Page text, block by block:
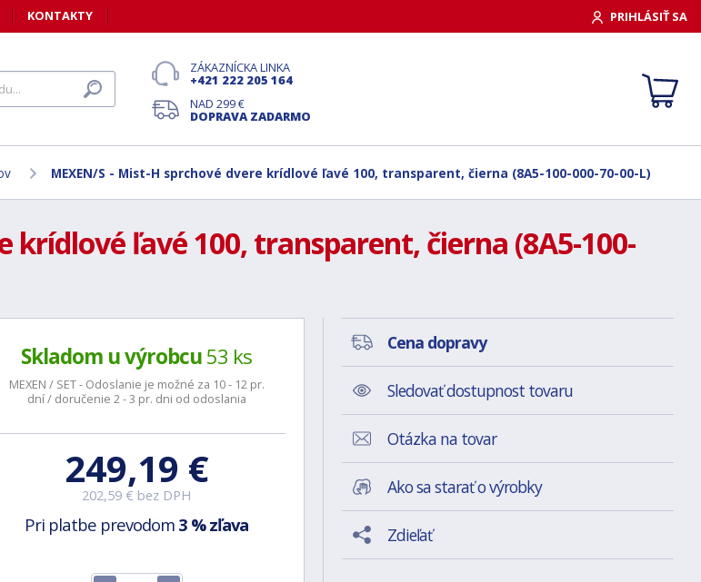
KONTAKTY PRIHLÁSIŤ SA
ZÁKAZNÍCKA LINKA
+421 222 205 164
NAD 299 €
DOPRAVA ZADARMO
MEXEN/S - Mist-H sprchové dvere krídlové ľavé 100, transparent, čierna (8A5-100-000-70-00-L)
krídlové ľavé 100, transparent, čierna (8A5-100-
Skladom u výrobcu53 ks
MEXEN / SET - Odoslanie je možné za 10 - 12 pr.
dní / doručenie 2 - 3 pr. dni od odoslania
249,19 €
202,59 € bez DPH
Pri platbe prevodom 3 % zľava
Cena dopravy
Sledovať dostupnost tovaru
Otázka na tovar
Ako sa starať o výrobky
Zdieľať